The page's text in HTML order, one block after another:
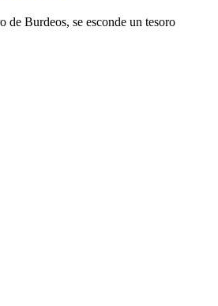
de Burdeos, se esconde un tesoro